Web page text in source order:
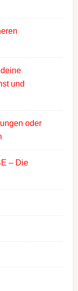
und
oder
– Die